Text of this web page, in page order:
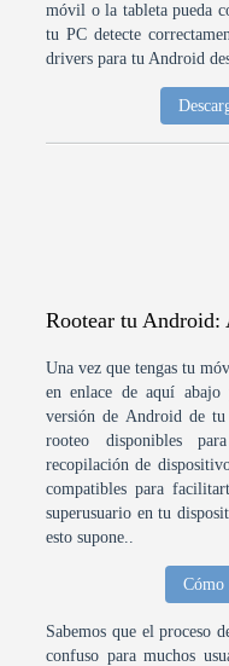
móvil o la tableta pueda
tu PC detecte
drivers para tu Android
Rootear tu
Una vez que tengas tu
en enlace de aquí
versión de Android de
rooteo disponibles
recopilación de
compatibles para
superusuario en tu
esto supone..
Sabemos que el proceso
confuso para muchos